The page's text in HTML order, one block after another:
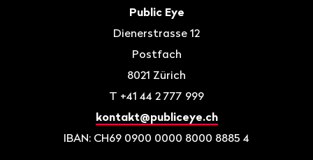
Public Eye
Dienerstrasse 12
Postfach
8021 Zürich
T +41 44 2 777 999
kontakt@publiceye.ch
IBAN: CH69 0900 0000 8000 8885 4